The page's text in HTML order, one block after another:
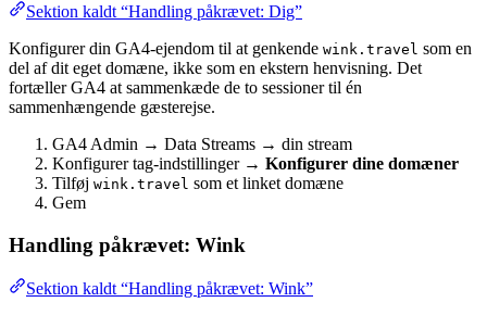
Sektion kaldt “Handling påkrævet: Dig”
Konfigurer din GA4-ejendom til at genkende wink.travel som en
del af dit eget domæne, ikke som en ekstern henvisning. Det
fortæller GA4 at sammenkæde de to sessioner til én
sammenhængende gæsterejse.
GA4 Admin → Data Streams → din stream
Konfigurer tag-indstillinger → Konfigurer dine domæner
Tilføj wink.travel som et linket domæne
Gem
Handling påkrævet: Wink
Sektion kaldt “Handling påkrævet: Wink”